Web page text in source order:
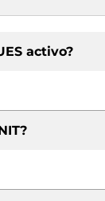
activo?